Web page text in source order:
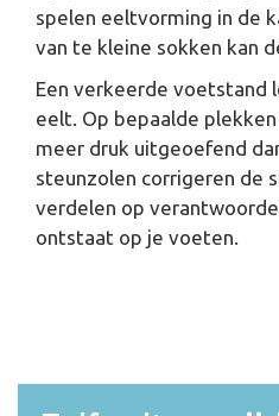
spelen eeltvorming in de
van te kleine sokken kan
Een verkeerde
eelt. Op bepaalde
meer druk uitgeoefend
steunzolen corrigeren de
verdelen op
ontstaat op je voeten.